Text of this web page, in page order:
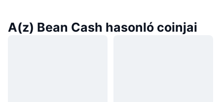
A(z) Bean Cash hasonló coinjai